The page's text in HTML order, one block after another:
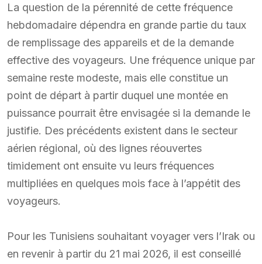
La question de la pérennité de cette fréquence
hebdomadaire dépendra en grande partie du taux
de remplissage des appareils et de la demande
effective des voyageurs. Une fréquence unique par
semaine reste modeste, mais elle constitue un
point de départ à partir duquel une montée en
puissance pourrait être envisagée si la demande le
justifie. Des précédents existent dans le secteur
aérien régional, où des lignes réouvertes
timidement ont ensuite vu leurs fréquences
multipliées en quelques mois face à l’appétit des
voyageurs.
Pour les Tunisiens souhaitant voyager vers l’Irak ou
en revenir à partir du 21 mai 2026, il est conseillé